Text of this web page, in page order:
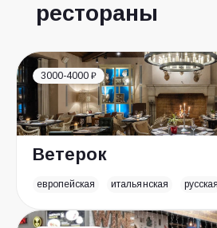
рестораны
3000-4000 ₽
Ветерок
европейская итальянская русская